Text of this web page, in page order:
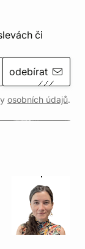
či
odebírat
osobních údajů.